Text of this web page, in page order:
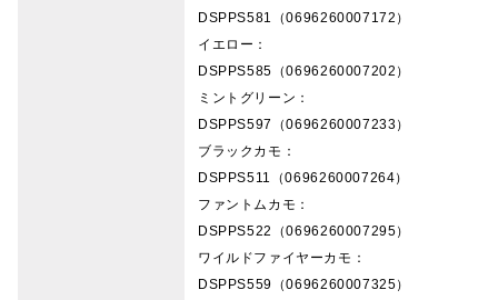
DSPPS581（0696260007172）
イエロー：
DSPPS585（0696260007202）
ミントグリーン：
DSPPS597（0696260007233）
ブラックカモ：
DSPPS511（0696260007264）
ファントムカモ：
DSPPS522（0696260007295）
ワイルドファイヤーカモ：
DSPPS559（0696260007325）